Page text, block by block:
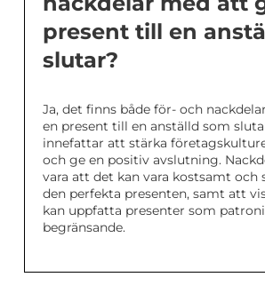
present till en
slutar?
Ja, det finns både för- och
en present till en anställd som
innefattar att stärka
och ge en positiv avslutning.
vara att det kan vara kostsamt och
den perfekta presenten, samt att
kan uppfatta presenter som
begränsande.